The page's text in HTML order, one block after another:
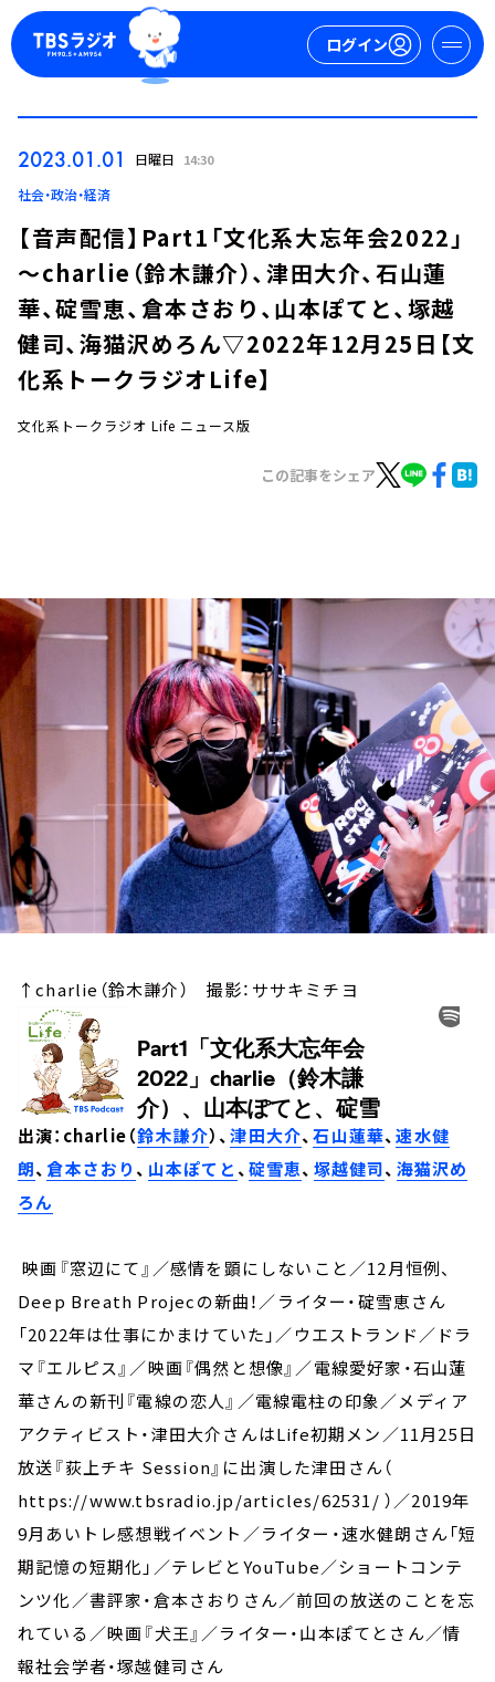
ログイン
週間番組表
2023.01.01 日曜日 14:30
社会・政治・経済
【音声配信】Part1「文化系大忘年会2022」
～charlie（鈴木謙介）、津田大介、石山蓮
華、碇雪恵、倉本さおり、山本ぽてと、塚越
健司、海猫沢めろん▽2022年12月25日【文
化系トークラジオLife】
文化系トークラジオ Life ニュース版
この記事をシェア
↑charlie（鈴木謙介） 撮影：ササキミチヨ
出演：charlie（鈴木謙介）、津田大介、石山蓮華、速水健
朗、倉本さおり 、 山本ぽてと 、碇雪恵、 塚越健司、 海猫沢め
ろん
映画『窓辺にて』／感情を顕にしないこと／12月恒例、
Deep Breath Projecの新曲！／ライター・碇雪恵さん
「2022年は仕事にかまけていた」／ウエストランド／ドラ
マ『エルピス』／映画『偶然と想像』／電線愛好家・石山蓮
華さんの新刊『電線の恋人』／電線電柱の印象／メディア
アクティビスト・津田大介さんはLife初期メン／11月25日
放送『荻上チキ Session』に出演した津田さん（
https://www.tbsradio.jp/articles/62531/ ）／2019年
9月あいトレ感想戦イベント／ライター・速水健朗さん「短
期記憶の短期化」／テレビとYouTube／ショートコンテ
ンツ化／書評家・倉本さおりさん／前回の放送のことを忘
れている／映画『犬王』／ライター・山本ぽてとさん／情
報社会学者・塚越健司さん